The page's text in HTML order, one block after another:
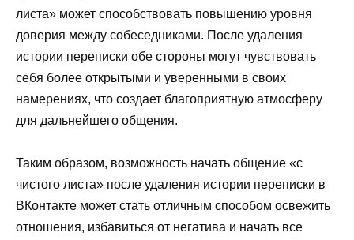
листа» может способствовать повышению уровня
доверия между собеседниками. После удаления
истории переписки обе стороны могут чувствовать
себя более открытыми и уверенными в своих
намерениях, что создает благоприятную атмосферу
для дальнейшего общения.
Таким образом, возможность начать общение «с
чистого листа» после удаления истории переписки в
ВКонтакте может стать отличным способом освежить
отношения, избавиться от негатива и начать все